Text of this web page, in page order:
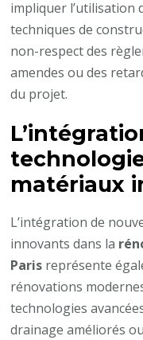
impliquer l’utilisation
techniques de
non-respect des
amendes ou des
du projet.
matériaux
L’intégration de
innovants dans la
Paris représente
rénovations
technologies
drainage améliorés